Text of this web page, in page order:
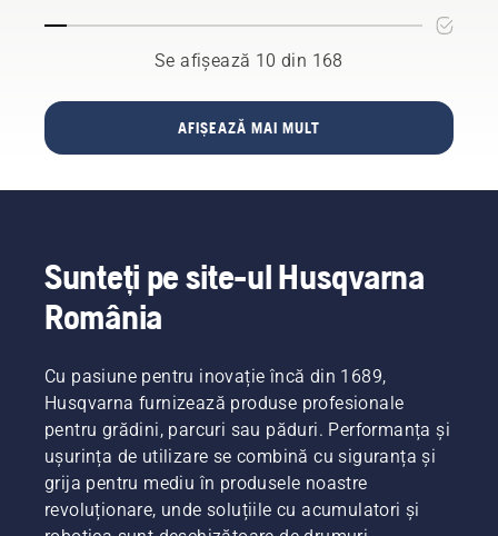
de orașe
pe glob.
în Arbori
Se afișează 10 din 168
AFIȘEAZĂ MAI MULT
Sunteți pe site-ul Husqvarna
România
Cu pasiune pentru inovație încă din 1689,
Husqvarna furnizează produse profesionale
pentru grădini, parcuri sau păduri. Performanța și
ușurința de utilizare se combină cu siguranța și
grija pentru mediu în produsele noastre
revoluționare, unde soluțiile cu acumulatori și